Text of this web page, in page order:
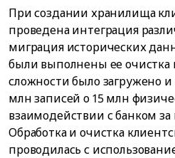
При создании хранилища
проведена интеграция
миграция исторических
были выполнены ее очистка
сложности было загружено и
млн записей о 15 млн
взаимодействии с банком за
Обработка и очистка
проводилась с